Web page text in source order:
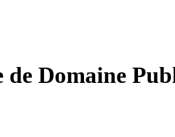
de Domaine